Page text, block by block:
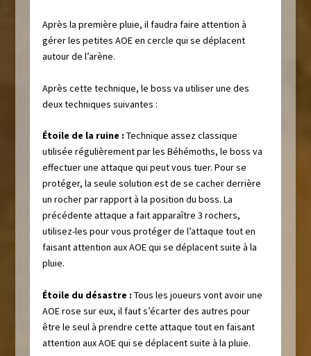
Après la première pluie, il faudra faire attention à
gérer les petites AOE en cercle qui se déplacent
autour de l’arène.
Après cette technique, le boss va utiliser une des
deux techniques suivantes :
Étoile de la ruine : Technique assez classique
utilisée régulièrement par les Béhémoths, le boss va
effectuer une attaque qui peut vous tuer. Pour se
protéger, la seule solution est de se cacher derrière
un rocher par rapport à la position du boss. La
précédente attaque a fait apparaître 3 rochers,
utilisez-les pour vous protéger de l’attaque tout en
faisant attention aux AOE qui se déplacent suite à la
pluie.
Étoile du désastre : Tous les joueurs vont avoir une
AOE rose sur eux, il faut s’écarter des autres pour
être le seul à prendre cette attaque tout en faisant
attention aux AOE qui se déplacent suite à la pluie.